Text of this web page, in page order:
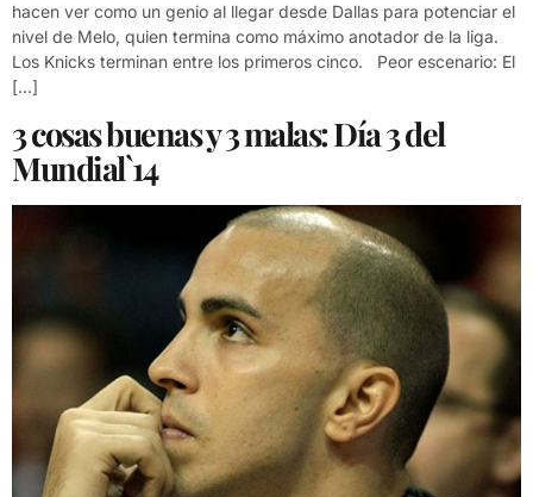
hacen ver como un genio al llegar desde Dallas para potenciar el
nivel de Melo, quien termina como máximo anotador de la liga.
Los Knicks terminan entre los primeros cinco. Peor escenario: El
[…]
3 cosas buenas y 3 malas: Día 3 del
Mundial`14